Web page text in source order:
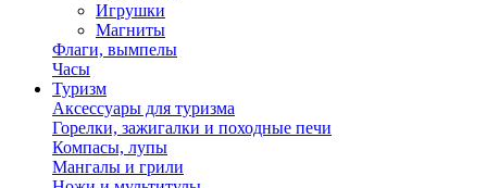
Игрушки
Магниты
Флаги, вымпелы
Часы
Туризм
Аксессуары для туризма
Горелки, зажигалки и походные печи
Компасы, лупы
Мангалы и грили